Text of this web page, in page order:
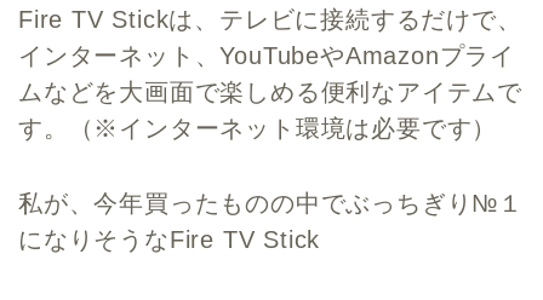
Fire TV Stickは、 テレビに接続するだけで、
インターネット、YouTubeやAmazonプライ
ムなどを大画面で楽しめる便利なアイテムで
す。（※インターネット環境は必要です）
私が、今年買ったものの中でぶっちぎり№１
になりそうなFire TV Stick